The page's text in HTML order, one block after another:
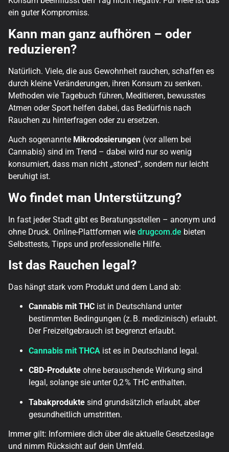
ein guter Kompromiss.
Kann man ganz aufhören – oder
reduzieren?
Natürlich. Viele, die aus Gewohnheit rauchen, schaffen es
durch kleine Veränderungen, ihren Konsum zu senken.
Methoden wie Tagebuch führen, Meditieren, bewusstes
Atmen oder Sport helfen dabei, das Bedürfnis nach
Rauchen zu hinterfragen oder zu ersetzen.
Auch sogenannte Mikrodosierungen (vor allem bei
Cannabis) sind im Trend – dabei wird nur so wenig
konsumiert, dass man nicht „stoned“, sondern nur leicht
beruhigt ist.
Wo findet man Unterstützung?
In fast jeder Stadt gibt es Beratungsstellen – anonym und
ohne Druck. Online-Plattformen wiedrugcom.de bieten
Selbsttests, Tipps und professionelle Hilfe.
Ist das Rauchen legal?
Das hängt stark vom Produkt und dem Land ab:
Cannabis mit THC ist in Deutschland unter
bestimmten Bedingungen (z. B. medizinisch) erlaubt.
Der Freizeitgebrauch ist begrenzt erlaubt.
Cannabis mit THCA ist es in Deutschland legal.
CBD-Produkte ohne berauschende Wirkung sind
legal, solange sie unter 0,2 % THC enthalten.
Tabakprodukte sind grundsätzlich erlaubt, aber
gesundheitlich umstritten.
Immer gilt: Informiere dich über die aktuelle Gesetzeslage
und nimm Rücksicht auf dein Umfeld.